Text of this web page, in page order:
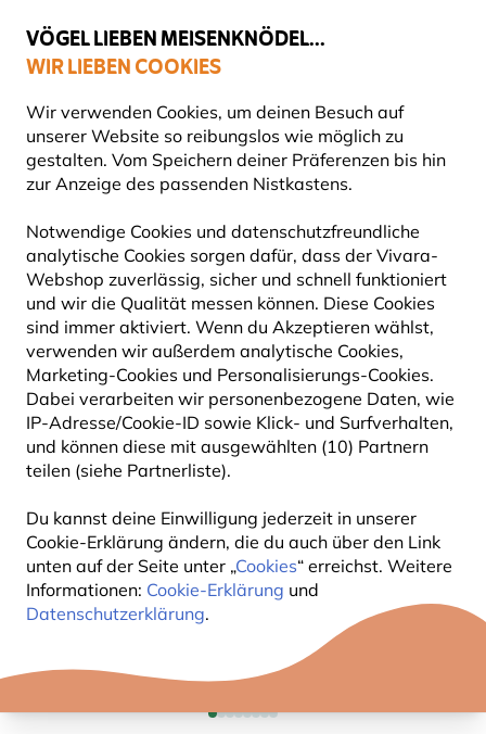
VÖGEL LIEBEN MEISENKNÖDEL...
WIR LIEBEN COOKIES
Wir verwenden Cookies, um deinen Besuch auf
unserer Website so reibungslos wie möglich zu
gestalten. Vom Speichern deiner Präferenzen bis hin
zur Anzeige des passenden Nistkastens.
Notwendige Cookies und datenschutzfreundliche
analytische Cookies sorgen dafür, dass der Vivara-
Webshop zuverlässig, sicher und schnell funktioniert
und wir die Qualität messen können. Diese Cookies
sind immer aktiviert. Wenn du Akzeptieren wählst,
verwenden wir außerdem analytische Cookies,
Marketing-Cookies und Personalisierungs-Cookies.
Dabei verarbeiten wir personenbezogene Daten, wie
IP-Adresse/Cookie-ID sowie Klick- und Surfverhalten,
und können diese mit ausgewählten (10) Partnern
teilen (siehe Partnerliste).
Du kannst deine Einwilligung jederzeit in unserer
Cookie-Erklärung ändern, die du auch über den Link
unten auf der Seite unter „Cookies“ erreichst. Weitere
Informationen: Cookie-Erklärung und
Datenschutzerklärung.
Top-bewertet in 11 Ländern
Gratis Versand ab 49 €
Produkte für Gartentiere Insektenhotels
15% RABATT